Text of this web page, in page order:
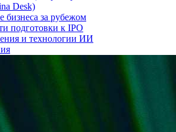
Desk)
бизнеса за рубежом
подготовки к IPO
и технологии ИИ